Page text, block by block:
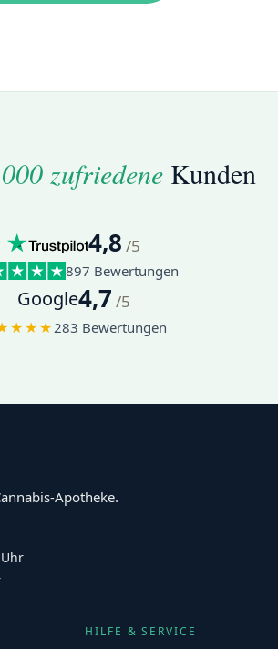
zufriedene Kunden
4,8 /5
897 Bewertungen
Google4,7 /5
283 Bewertungen
Apotheke.
HILFE & SERVICE